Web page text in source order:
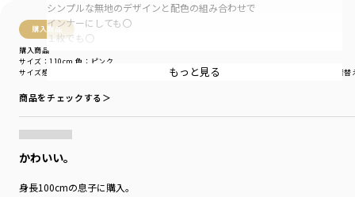
購入商品
購入商品
サイズ感 伸縮性：伸びる着用シーン 着
サイズ：110cm 色：ピンク
商品をチェックする＞
かわいい。
身長100cmの息子に購入。
シンプルな無地のデザインと配色の組み合わせで
インナーにしても〇
１枚でも〇
着まわしができるアイテムです。
脇線を前振りにしているので立体的なシルエットや
-----
伸縮性：あり
着用イメージ/カラー：ブラウン
もっと見る